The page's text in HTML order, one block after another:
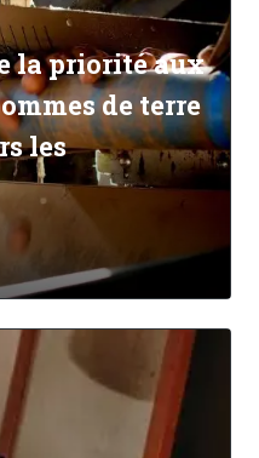
la priorité aux
de terre
les